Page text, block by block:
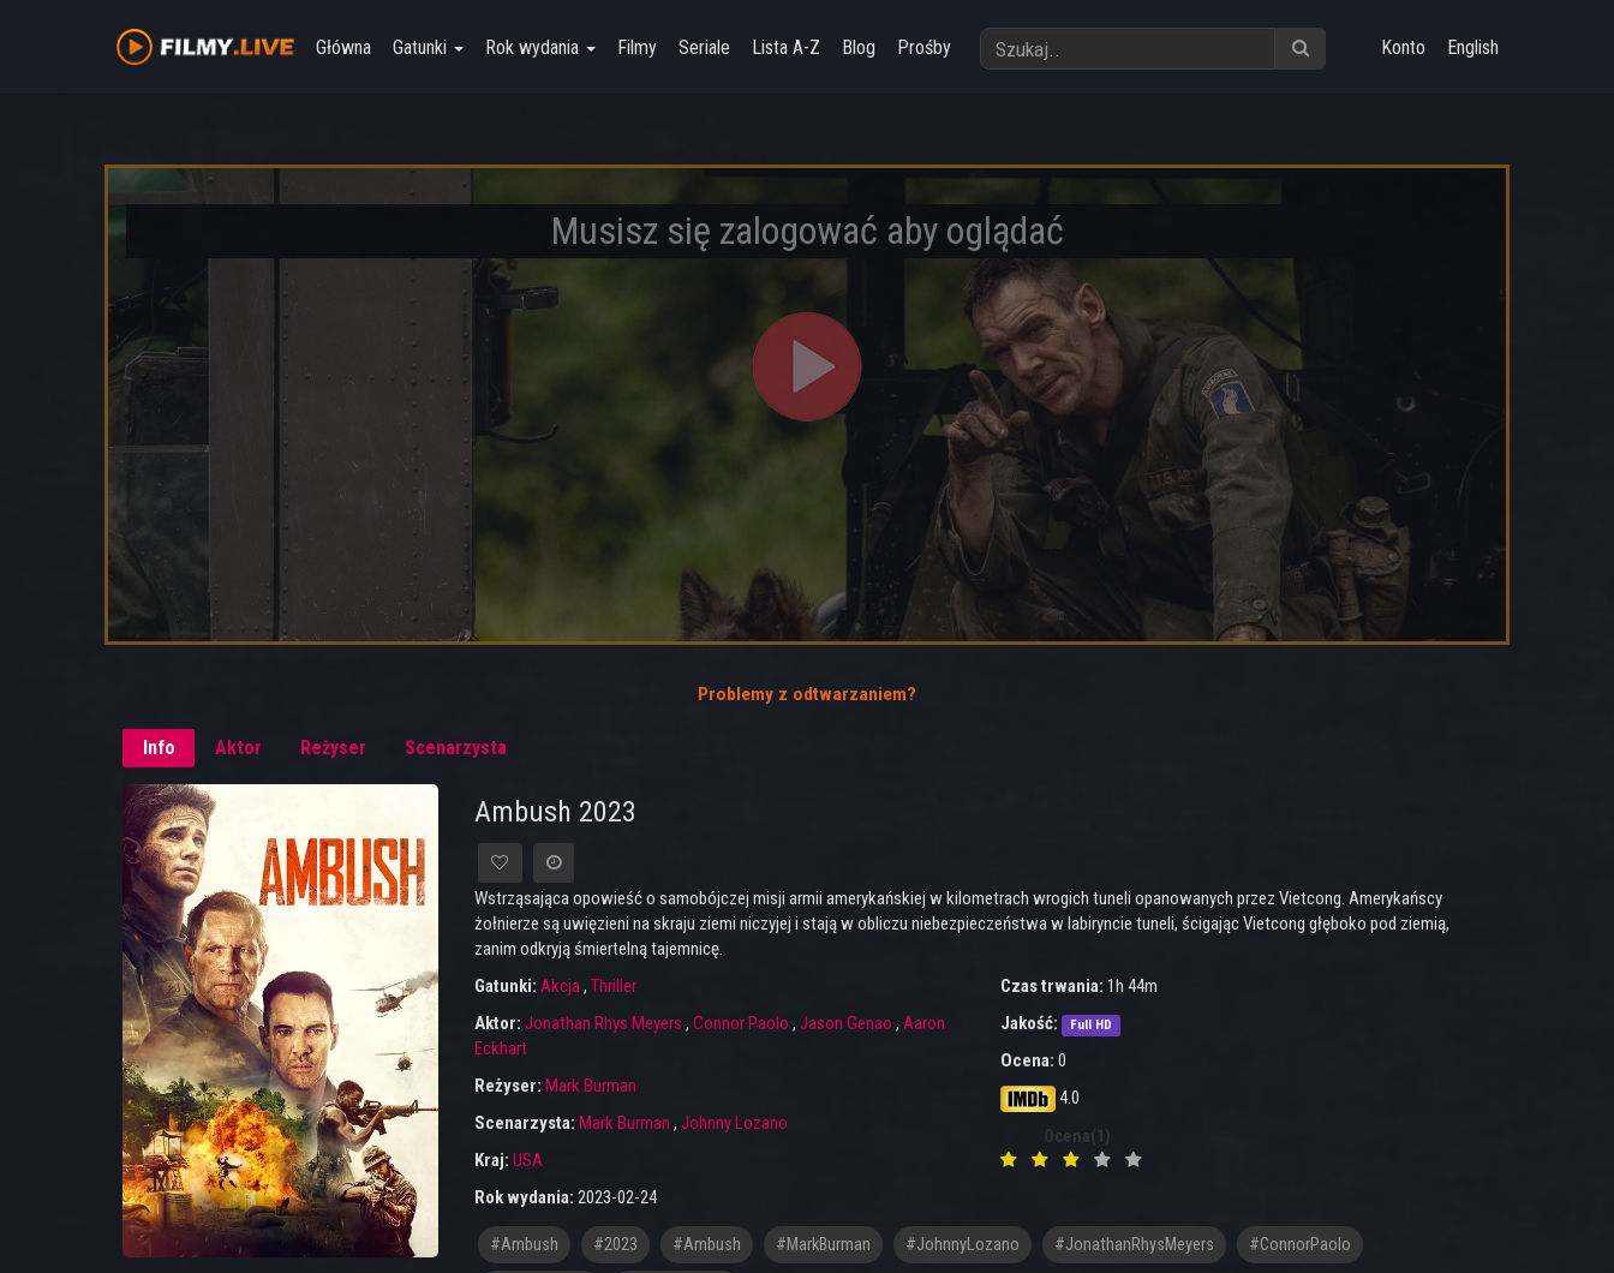
Główna Gatunki Rok wydania Filmy Seriale Lista A-Z Blog Prośby Konto English
Musisz się zalogować aby oglądać
Problemy z odtwarzaniem?
Info Aktor Reżyser Scenarzysta
Ambush 2023
Wstrząsająca opowieść o samobójczej misji armii amerykańskiej w kilometrach wrogich tuneli opanowanych przez Vietcong. Amerykańscy
żołnierze są uwięzieni na skraju ziemi niczyjej i stają w obliczu niebezpieczeństwa w labiryncie tuneli, ścigając Vietcong głęboko pod ziemią,
zanim odkryją śmiertelną tajemnicę.
Gatunki: Akcja, Thriller
Aktor: Jonathan Rhys Meyers , Connor Paolo , Jason Genao , Aaron
Eckhart
Reżyser: Mark Burman
Scenarzysta: Mark Burman , Johnny Lozano
Kraj: USA
Rok wydania: 2023-02-24
Czas trwania: 1h 44m
Jakość:
Full HD
Ocena: 0
4.0
Ocena(1)
#ambush #2023 #Ambush #MarkBurman #JohnnyLozano #JonathanRhysMeyers #ConnorPaolo